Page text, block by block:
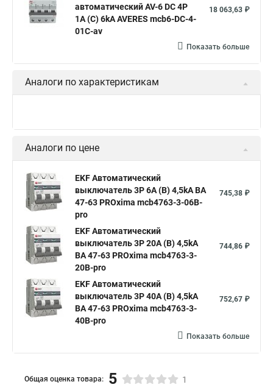
автоматический AV-6 DC 4P
1A (C) 6kA AVERES mcb6-DC-4-
01C-av
18 063,63 ₽
Показать больше
Аналоги по характеристикам
Аналоги по цене
EKF Автоматический
выключатель 3P 6А (В) 4,5kA ВА
47-63 PROxima mcb4763-3-06B-
pro
745,38 ₽
EKF Автоматический
выключатель 3P 20А (В) 4,5kA
ВА 47-63 PROxima mcb4763-3-
20B-pro
744,86 ₽
EKF Автоматический
выключатель 3P 40А (В) 4,5kA
ВА 47-63 PROxima mcb4763-3-
40B-pro
752,67 ₽
Показать больше
Общая оценка товара: 5 1